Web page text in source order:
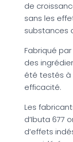
de
sans les
substances
Fabriqué
des
été testés à
efficacité.
Les
d’Ibuta 677
d’effets